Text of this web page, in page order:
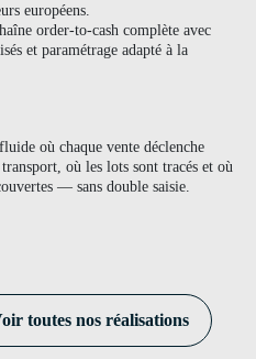
européens.
order-to-cash complète avec
et paramétrage adapté à la
où chaque vente déclenche
où les lots sont tracés et où
— sans double saisie.
toutes nos réalisations